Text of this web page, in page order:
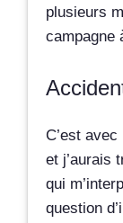
plusieurs
campagne
C’est
et j’aurais
qui
question